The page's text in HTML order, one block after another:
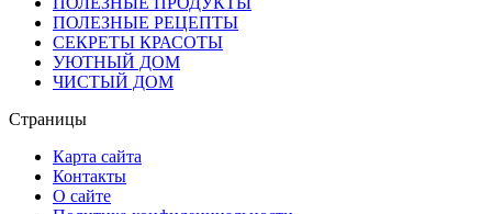
ПОЛЕЗНЫЕ РЕЦЕПТЫ
СЕКРЕТЫ КРАСОТЫ
УЮТНЫЙ ДОМ
ЧИСТЫЙ ДОМ
Страницы
Карта сайта
Контакты
О сайте